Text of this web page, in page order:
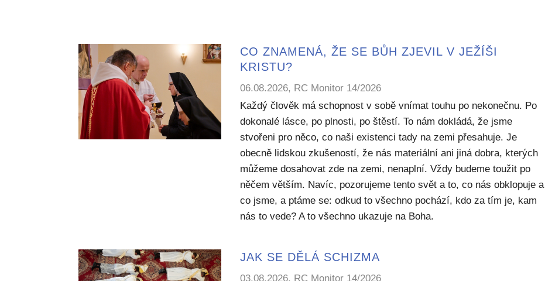
CO ZNAMENÁ, ŽE SE BŮH ZJEVIL V JEŽÍŠI
KRISTU?
06.08.2026, RC Monitor 14/2026
Každý člověk má schopnost v sobě vnímat touhu po nekonečnu. Po
dokonalé lásce, po plnosti, po štěstí. To nám dokládá, že jsme
stvořeni pro něco, co naši existenci tady na zemi přesahuje. Je
obecně lidskou zkušeností, že nás materiální ani jiná dobra, kterých
můžeme dosahovat zde na zemi, nenaplní. Vždy budeme toužit po
něčem větším. Navíc, pozorujeme tento svět a to, co nás obklopuje a
co jsme, a ptáme se: odkud to všechno pochází, kdo za tím je, kam
nás to vede? A to všechno ukazuje na Boha.
JAK SE DĚLÁ SCHIZMA
03.08.2026, RC Monitor 14/2026